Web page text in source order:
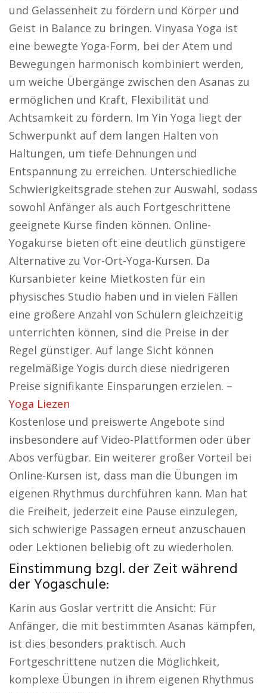
und Gelassenheit zu fördern und Körper und
Geist in Balance zu bringen. Vinyasa Yoga ist
eine bewegte Yoga-Form, bei der Atem und
Bewegungen harmonisch kombiniert werden,
um weiche Übergänge zwischen den Asanas zu
ermöglichen und Kraft, Flexibilität und
Achtsamkeit zu fördern. Im Yin Yoga liegt der
Schwerpunkt auf dem langen Halten von
Haltungen, um tiefe Dehnungen und
Entspannung zu erreichen. Unterschiedliche
Schwierigkeitsgrade stehen zur Auswahl, sodass
sowohl Anfänger als auch Fortgeschrittene
geeignete Kurse finden können. Online-
Yogakurse bieten oft eine deutlich günstigere
Alternative zu Vor-Ort-Yoga-Kursen. Da
Kursanbieter keine Mietkosten für ein
physisches Studio haben und in vielen Fällen
eine größere Anzahl von Schülern gleichzeitig
unterrichten können, sind die Preise in der
Regel günstiger. Auf lange Sicht können
regelmäßige Yogis durch diese niedrigeren
Preise signifikante Einsparungen erzielen. –
Yoga Liezen
Kostenlose und preiswerte Angebote sind
insbesondere auf Video-Plattformen oder über
Abos verfügbar. Ein weiterer großer Vorteil bei
Online-Kursen ist, dass man die Übungen im
eigenen Rhythmus durchführen kann. Man hat
die Freiheit, jederzeit eine Pause einzulegen,
sich schwierige Passagen erneut anzuschauen
oder Lektionen beliebig oft zu wiederholen.
Einstimmung bzgl. der Zeit während
der Yogaschule:
Karin aus Goslar vertritt die Ansicht: Für
Anfänger, die mit bestimmten Asanas kämpfen,
ist dies besonders praktisch. Auch
Fortgeschrittene nutzen die Möglichkeit,
komplexe Übungen in ihrem eigenen Rhythmus